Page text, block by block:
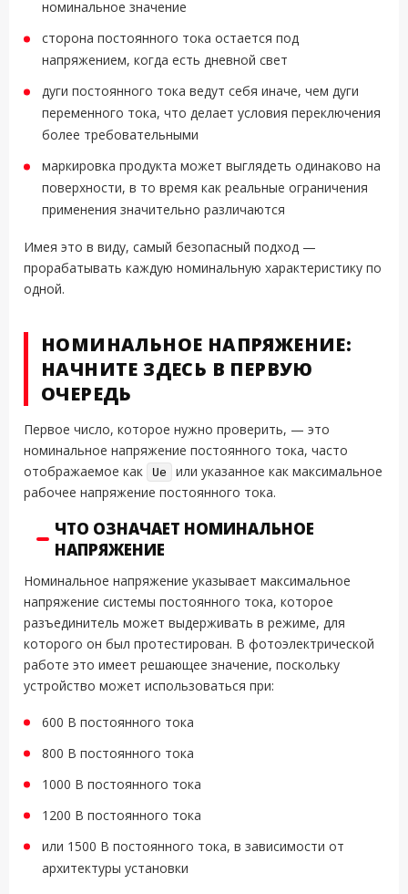
номинальное значение
сторона постоянного тока остается под
напряжением, когда есть дневной свет
дуги постоянного тока ведут себя иначе, чем дуги
переменного тока, что делает условия переключения
более требовательными
маркировка продукта может выглядеть одинаково на
поверхности, в то время как реальные ограничения
применения значительно различаются
Имея это в виду, самый безопасный подход —
прорабатывать каждую номинальную характеристику по
одной.
НОМИНАЛЬНОЕ НАПРЯЖЕНИЕ:
НАЧНИТЕ ЗДЕСЬ В ПЕРВУЮ
ОЧЕРЕДЬ
Первое число, которое нужно проверить, — это
номинальное напряжение постоянного тока, часто
отображаемое как
Ue
или указанное как максимальное
рабочее напряжение постоянного тока.
ЧТО ОЗНАЧАЕТ НОМИНАЛЬНОЕ
НАПРЯЖЕНИЕ
Номинальное напряжение указывает максимальное
напряжение системы постоянного тока, которое
разъединитель может выдерживать в режиме, для
которого он был протестирован. В фотоэлектрической
работе это имеет решающее значение, поскольку
устройство может использоваться при:
600 В постоянного тока
800 В постоянного тока
1000 В постоянного тока
1200 В постоянного тока
или 1500 В постоянного тока, в зависимости от
архитектуры установки